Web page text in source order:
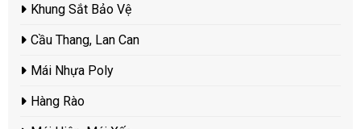
Khung Sắt Bảo Vệ
Cầu Thang, Lan Can
Mái Nhựa Poly
Hàng Rào